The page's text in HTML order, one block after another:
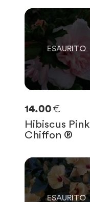
0
SOLO
RIMASTE
14.00€
Hibiscus Pink
Chiffon ®
0
SOLO0 RIMASTE